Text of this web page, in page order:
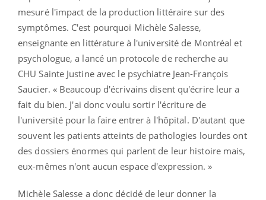
mesuré l'impact de la production littéraire sur des
symptômes. C'est pourquoi Michèle Salesse,
enseignante en littérature à l'université de Montréal et
psychologue, a lancé un protocole de recherche au
CHU Sainte Justine avec le psychiatre Jean-François
Saucier. « Beaucoup d'écrivains disent qu'écrire leur a
fait du bien. J'ai donc voulu sortir l'écriture de
l'université pour la faire entrer à l'hôpital. D'autant que
souvent les patients atteints de pathologies lourdes ont
des dossiers énormes qui parlent de leur histoire mais,
eux-mêmes n'ont aucun espace d'expression. »
Michèle Salesse a donc décidé de leur donner la